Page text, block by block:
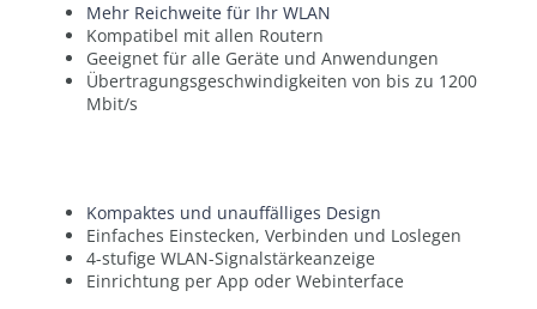
Mehr Reichweite für Ihr WLAN
Kompatibel mit allen Routern
Geeignet für alle Geräte und Anwendungen
Übertragungsgeschwindigkeiten von bis zu 1200
Mbit/s
Kompaktes und unauffälliges Design
Einfaches Einstecken, Verbinden und Loslegen
4-stufige WLAN-Signalstärkeanzeige
Einrichtung per App oder Webinterface